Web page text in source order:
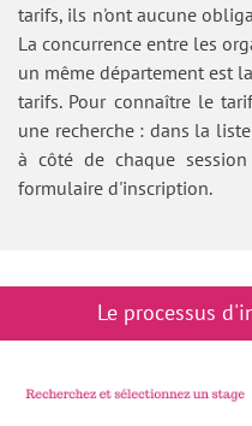
tarifs, ils n'ont aucune
La concurrence entre les
un même département est
tarifs. Pour connaître le
une recherche : dans la
à côté de chaque
formulaire d'inscription.
Le processus